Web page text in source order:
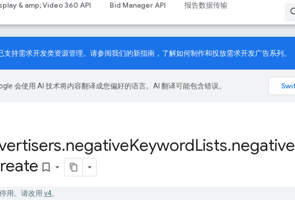
& amp; Video 360 API Bid Manager API 报告数据传输
支持需求开发类资源管理。请参阅我们的新指南 ，了解如何制作和投放需求开发广告系列。
会使用 AI 技术将内容翻译成您偏好的语言。AI 翻译可能包含错误。
.negativeKeywordLists.negative
bookmark_border
用。请改用 v4。